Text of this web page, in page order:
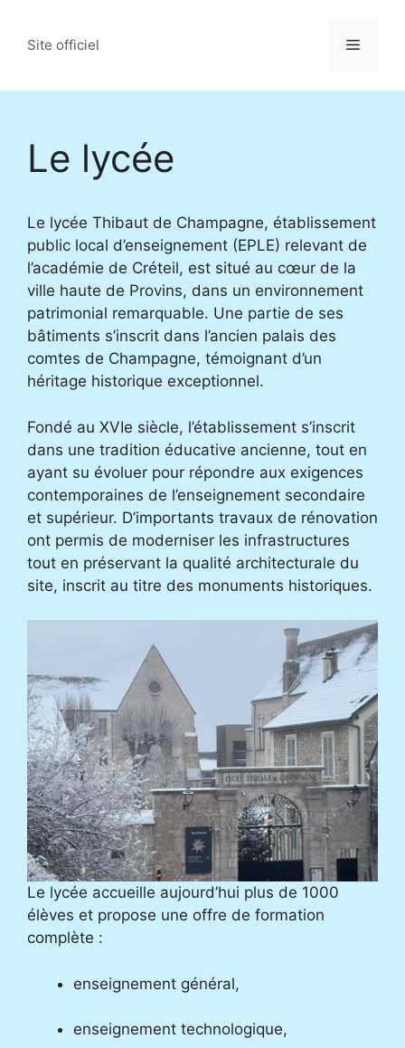
contenu
Site officiel Menu
Le lycée
Le lycée Thibaut de Champagne, établissement
public local d’enseignement (EPLE) relevant de
l’académie de Créteil, est situé au cœur de la
ville haute de Provins, dans un environnement
patrimonial remarquable. Une partie de ses
bâtiments s’inscrit dans l’ancien palais des
comtes de Champagne, témoignant d’un
héritage historique exceptionnel.
Fondé au XVIe siècle, l’établissement s’inscrit
dans une tradition éducative ancienne, tout en
ayant su évoluer pour répondre aux exigences
contemporaines de l’enseignement secondaire
et supérieur. D’importants travaux de rénovation
ont permis de moderniser les infrastructures
tout en préservant la qualité architecturale du
site, inscrit au titre des monuments historiques.
Le lycée accueille aujourd’hui plus de 1000
élèves et propose une offre de formation
complète :
enseignement général,
enseignement technologique,